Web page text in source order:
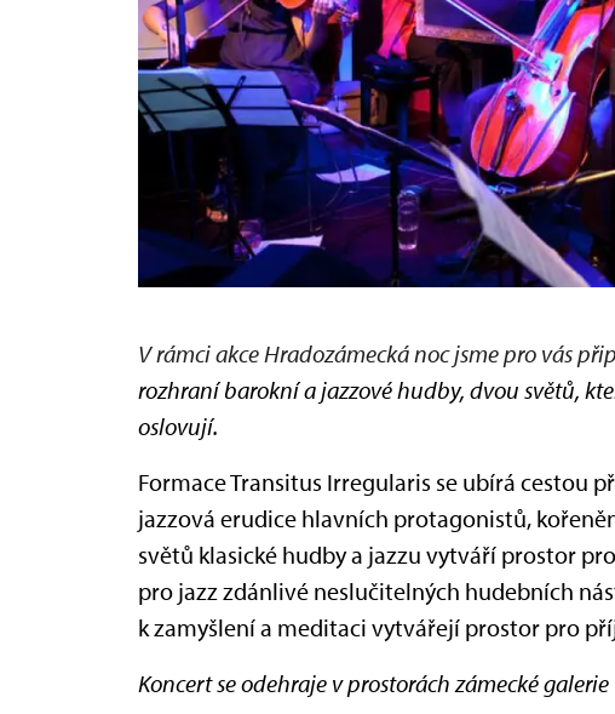
V rámci akce Hradozámecká noc jsme pro vás
rozhraní barokní a jazzové hudby, dvou světů,
oslovují.
Formace Transitus Irregularis se ubírá cestou
jazzová erudice hlavních protagonistů,
světů klasické hudby a jazzu vytváří prostor
pro jazz zdánlivé neslučitelných hudebních
k zamyšlení a meditaci vytvářejí prostor pro
Koncert se odehraje v prostorách zámecké galerie